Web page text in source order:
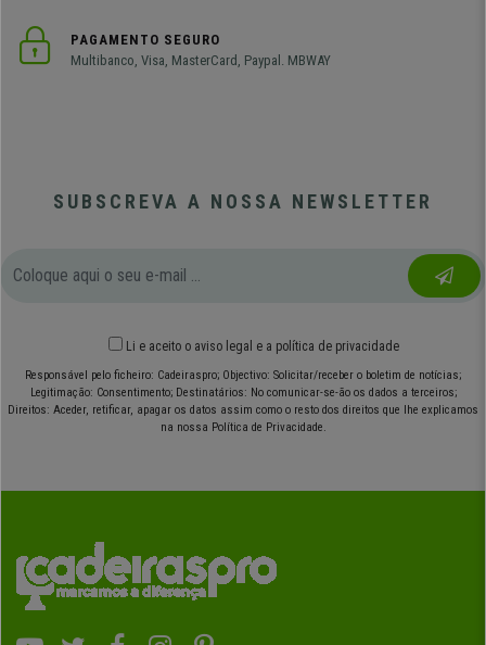
PAGAMENTO SEGURO
Multibanco, Visa, MasterCard, Paypal. MBWAY
SUBSCREVA A NOSSA NEWSLETTER
Li e aceito o aviso legal e a política de privacidade
Responsável pelo ficheiro: Cadeiraspro; Objectivo: Solicitar/receber o boletim de notícias;
Legitimação: Consentimento; Destinatários: No comunicar-se-ão os dados a terceiros;
Direitos: Aceder, retificar, apagar os datos assim como o resto dos direitos que lhe explicamos
na nossa Política de Privacidade.